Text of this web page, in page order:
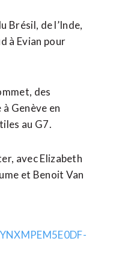
Brésil, de l’Inde,
à Evian pour
des
Genève en
au G7.
avec ​Elizabeth
et Benoit Van